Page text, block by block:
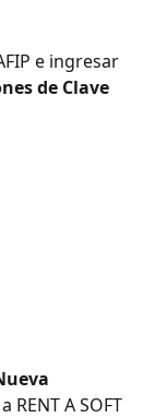
de Clave
A SOFT